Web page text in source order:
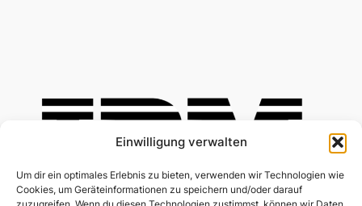
Einwilligung verwalten
Um dir ein optimales Erlebnis zu bieten, verwenden wir Technologien wie
Cookies, um Geräteinformationen zu speichern und/oder darauf